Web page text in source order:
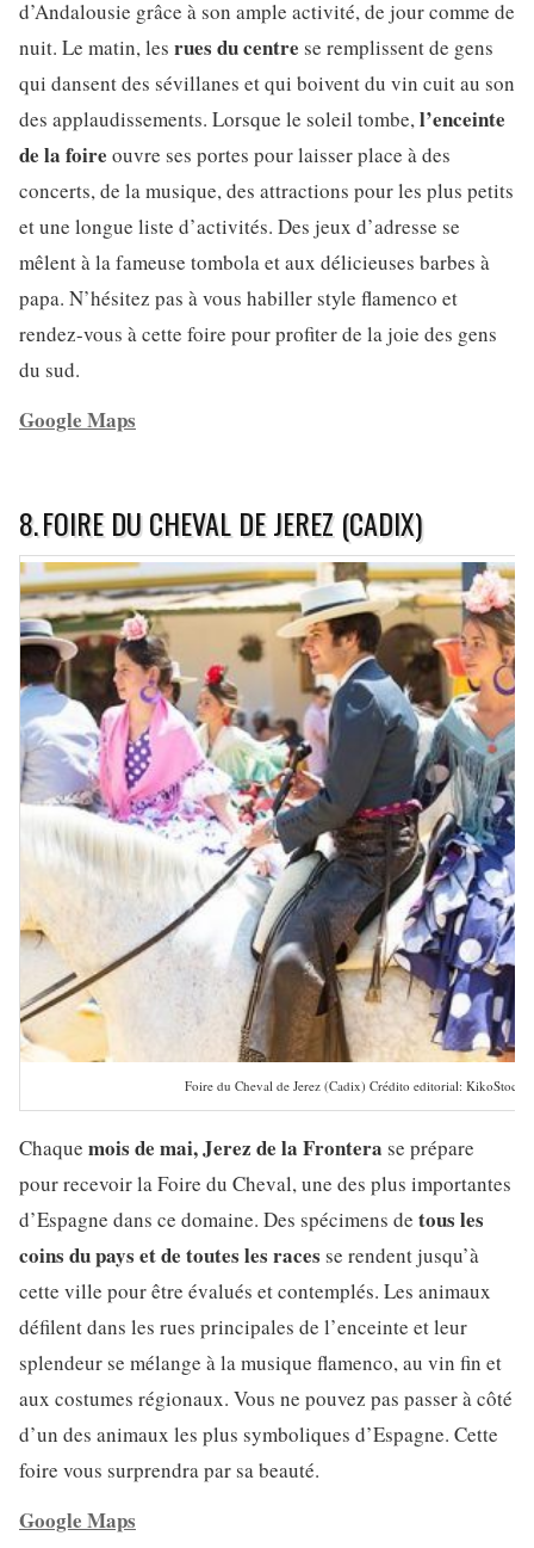
d’Andalousie grâce à son ample activité, de jour comme de
nuit. Le matin, les rues du centre se remplissent de gens
qui dansent des sévillanes et qui boivent du vin cuit au son
des applaudissements. Lorsque le soleil tombe, l’enceinte
de la foire ouvre ses portes pour laisser place à des
concerts, de la musique, des attractions pour les plus petits
et une longue liste d’activités. Des jeux d’adresse se
mêlent à la fameuse tombola et aux délicieuses barbes à
papa. N’hésitez pas à vous habiller style flamenco et
rendez-vous à cette foire pour profiter de la joie des gens
du sud.
Google Maps
8.FOIRE DU CHEVAL DE JEREZ (CADIX)
Foire du Cheval de Jerez (Cadix) Crédito editorial: KikoStock
Chaque mois de mai, Jerez de la Frontera se prépare
pour recevoir la Foire du Cheval, une des plus importantes
d’Espagne dans ce domaine. Des spécimens de tous les
coins du pays et de toutes les races se rendent jusqu’à
cette ville pour être évalués et contemplés. Les animaux
défilent dans les rues principales de l’enceinte et leur
splendeur se mélange à la musique flamenco, au vin fin et
aux costumes régionaux. Vous ne pouvez pas passer à côté
d’un des animaux les plus symboliques d’Espagne. Cette
foire vous surprendra par sa beauté.
Google Maps